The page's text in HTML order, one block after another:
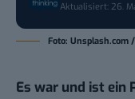
Aktualisiert: 26.
Foto: Unsplash.com
Es war und ist ein